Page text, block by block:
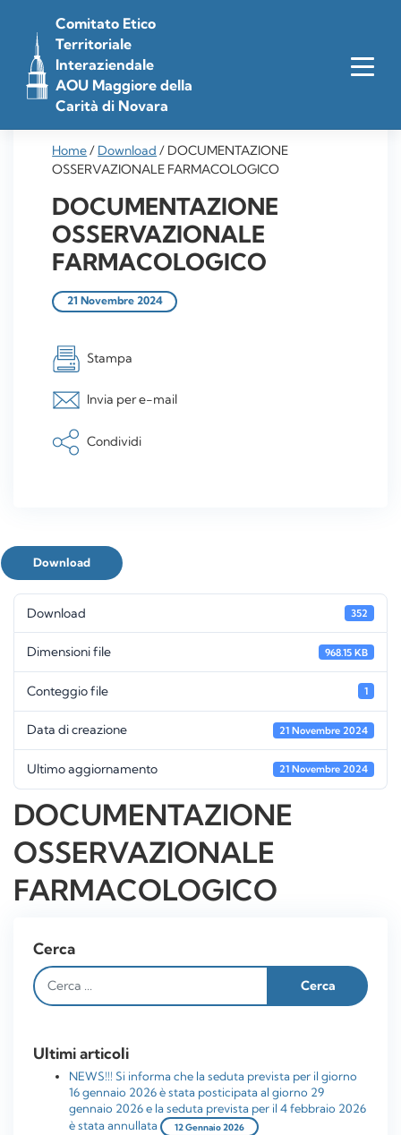
contenuto
Comitato Etico
Territoriale
Interaziendale
AOU Maggiore della
Carità di Novara
Home/ Download / DOCUMENTAZIONE
OSSERVAZIONALE FARMACOLOGICO
DOCUMENTAZIONE
OSSERVAZIONALE
FARMACOLOGICO
21 Novembre 2024
Stampa
Invia per e-mail
Condividi
Download
Download 352
Dimensioni file 968.15 KB
Conteggio file 1
Data di creazione 21 Novembre 2024
Ultimo aggiornamento 21 Novembre 2024
DOCUMENTAZIONE
OSSERVAZIONALE
FARMACOLOGICO
Cerca
Ultimi articoli
NEWS!!! Si informa che la seduta prevista per il giorno
16 gennaio 2026 è stata posticipata al giorno 29
gennaio 2026 e la seduta prevista per il 4 febbraio 2026
è stata annullata
12 Gennaio 2026